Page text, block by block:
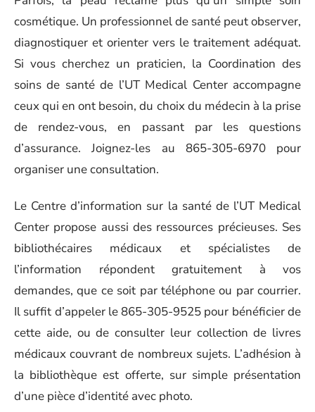
cosmétique. Un professionnel de santé peut observer,
diagnostiquer et orienter vers le traitement adéquat.
Si vous cherchez un praticien, la Coordination des
soins de santé de l’UT Medical Center accompagne
ceux qui en ont besoin, du choix du médecin à la prise
de rendez-vous, en passant par les questions
d’assurance. Joignez-les au 865-305-6970 pour
organiser une consultation.
Le Centre d’information sur la santé de l’UT Medical
Center propose aussi des ressources précieuses. Ses
bibliothécaires médicaux et spécialistes de
l’information répondent gratuitement à vos
demandes, que ce soit par téléphone ou par courrier.
Il suffit d’appeler le 865-305-9525 pour bénéficier de
cette aide, ou de consulter leur collection de livres
médicaux couvrant de nombreux sujets. L’adhésion à
la bibliothèque est offerte, sur simple présentation
d’une pièce d’identité avec photo.